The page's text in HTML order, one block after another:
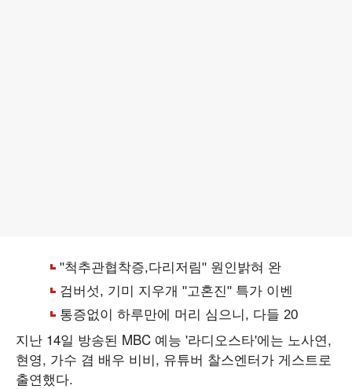
지난 14일 방송된 MBC 예능 '라디오스타'에는 노사연,
현영, 가수 겸 배우 비비, 유튜버 찰스엔터가 게스트로
출연했다.